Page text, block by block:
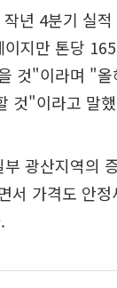
년 4분기 실적
지만 톤당
것"이라며 "올
것"이라고 말
광산지역의
서 가격도 안정